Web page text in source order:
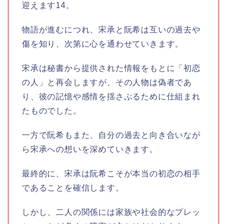
迎えます14。
物語が進むにつれ、宋承と阮希は互いの過去や
傷を知り、次第に心を通わせていきます。
宋承は秘書から提供された情報をもとに「初恋
の人」と再会しますが、その人物は偽者であ
り、彼の記憶や感情を揺さぶるために仕組まれ
たものでした。
一方で阮希もまた、自分の過去と向き合いなが
ら宋承への想いを深めていきます。
最終的に、宋承は阮希こそが本当の初恋の相手
であることを確信します。
しかし、二人の関係には家族や社会的なプレッ